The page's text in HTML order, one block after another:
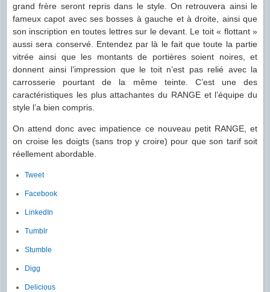
grand frère seront repris dans le style. On retrouvera ainsi le
fameux capot avec ses bosses à gauche et à droite, ainsi que
son inscription en toutes lettres sur le devant. Le toit « flottant »
aussi sera conservé. Entendez par là le fait que toute la partie
vitrée ainsi que les montants de portières soient noires, et
donnent ainsi l’impression que le toit n’est pas relié avec la
carrosserie pourtant de la même teinte. C’est une des
caractéristiques les plus attachantes du RANGE et l’équipe du
style l’a bien compris.
On attend donc avec impatience ce nouveau petit RANGE, et
on croise les doigts (sans trop y croire) pour que son tarif soit
réellement abordable.
Tweet
Facebook
LinkedIn
Tumblr
Stumble
Digg
Delicious